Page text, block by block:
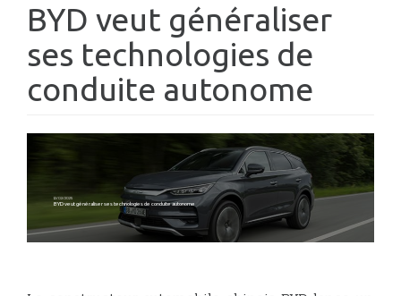
BYD veut généraliser
ses technologies de
conduite autonome
12/02/2025
BYD veut généraliser ses technologies de conduite autonome